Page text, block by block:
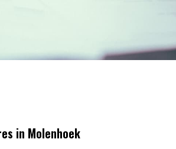
in Molenhoek